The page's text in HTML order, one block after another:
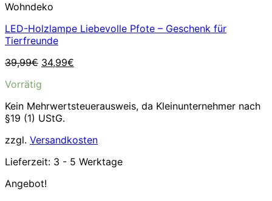
Wohndeko
LED-Holzlampe Liebevolle Pfote – Geschenk für
Tierfreunde
39,99€ Ursprünglicher
war:
34,99€
Vorrätig
Kein Mehrwertsteuerausweis, da Kleinunternehmer nach
§19 (1) UStG.
zzgl. Versandkosten
Lieferzeit: 3 - 5 Werktage
Angebot!